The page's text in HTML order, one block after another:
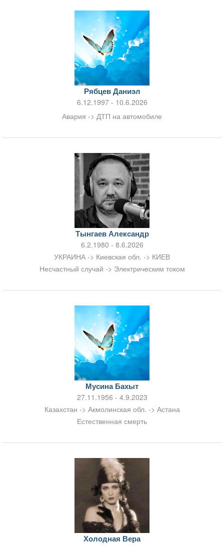
Рябцев Даниэл
6.12.1997 - 10.6.2026
Авария -> ДТП на автомобиле
Тынгаев Александр
6.2.1980 - 8.6.2026
УКРАИНА -> Киевская обл. -> КИЕВ
Несчастный случай -> Электрическим током
Мусина Бахыт
27.11.1956 - 4.9.2023
Казахстан -> Акмолинская обл. -> Астана
Естественная смерть
Холодная Вера